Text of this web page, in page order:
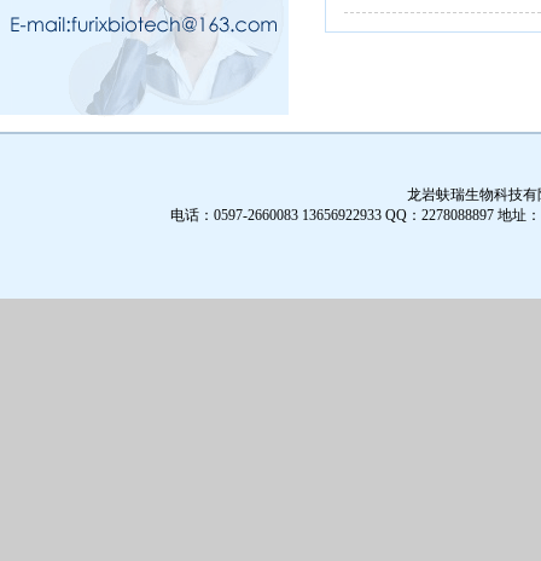
龙岩蚨瑞生物科技
电话：0597-2660083 13656922933 QQ：2278088897 地